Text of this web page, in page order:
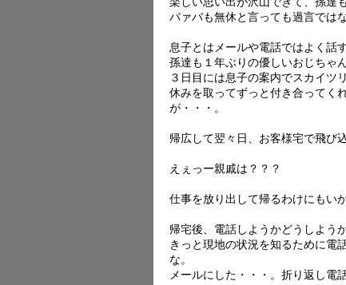
バァバも無休と言っても過言では
息子とはメールや電話ではよく話
孫達も１年ぶりの優しいおじちゃ
３日目には息子の案内でスカイツ
休みを取ってずっと付き合ってく
が・・・。
帰広して翌々日、お客様宅で飛び
えぇっー親戚は？？？
仕事を放り出して帰るわけにもい
帰宅後、電話しようかどうしよう
きっと現地の状況を知るために電
な。
メールにした・・・。折り返し電